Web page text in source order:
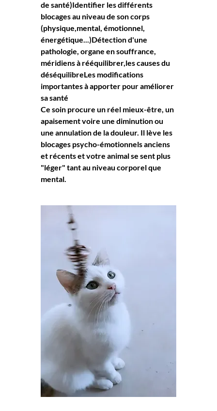
de santé)Identifier les différents
blocages au niveau de son corps
(physique,mental, émotionnel,
énergétique...)Détection d'une
pathologie, organe en souffrance,
méridiens à rééquilibrer,les causes du
déséquilibreLes modifications
importantes à apporter pour améliorer
sa santé
Ce soin procure un réel mieux-être, un
apaisement voire une diminution ou
une annulation de la douleur. Il lève les
blocages psycho-émotionnels anciens
et récents et votre animal se sent plus
"léger" tant au niveau corporel que
mental.